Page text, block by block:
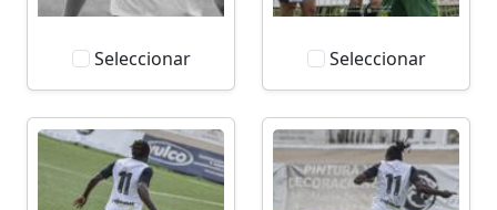
Seleccionar Seleccionar